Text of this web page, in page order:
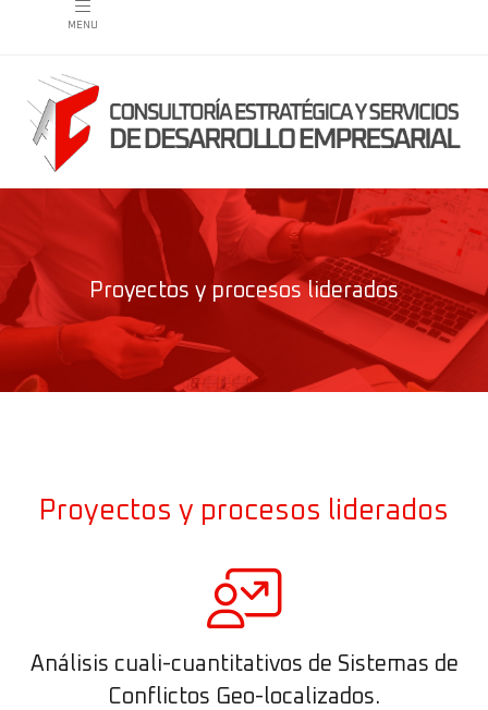
Proyectos y procesos liderados
Proyectos y procesos liderados
Análisis cuali-cuantitativos de Sistemas de
Conflictos Geo-localizados.